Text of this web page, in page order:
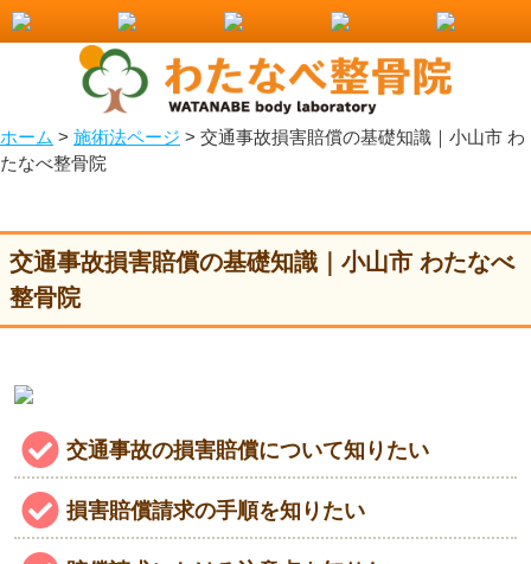
交通事故損害賠償の基礎知識｜小山市 わたなべ整骨院
ホーム > 施術法ページ > 交通事故損害賠償の基礎知識｜小山市 わ
たなべ整骨院
交通事故損害賠償の基礎知識｜小山市 わたなべ
整骨院
交通事故の損害賠償について知りたい
損害賠償請求の手順を知りたい